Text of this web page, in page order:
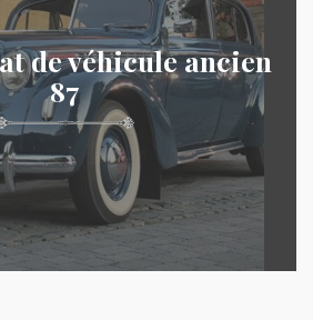
de véhicule ancien
87